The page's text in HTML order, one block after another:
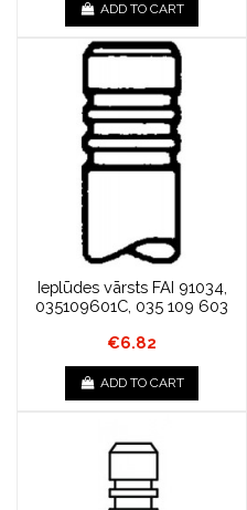
ADD TO CART
Ieplūdes vārsts FAI 91034,
035109601C, 035 109 603
€6.82
ADD TO CART